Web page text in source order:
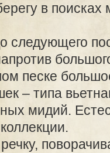
в поисках
следующего
песке
– типа
мидий.